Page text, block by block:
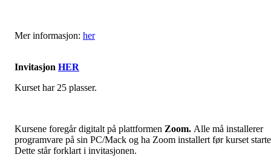
Mer informasjon: her
Invitasjon HER
Kurset har 25 plasser.
Kursene foregår digitalt på plattformen Zoom. Alle må installerer
programvare på sin PC/Mack og ha Zoom installert før kurset
Dette står forklart i invitasjonen.